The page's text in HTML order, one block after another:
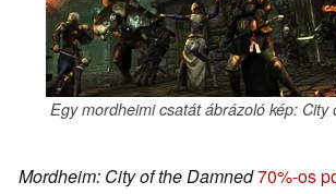
Egy mordheimi csatát ábrázoló kép: City
Mordheim: City of the Damned70%-os